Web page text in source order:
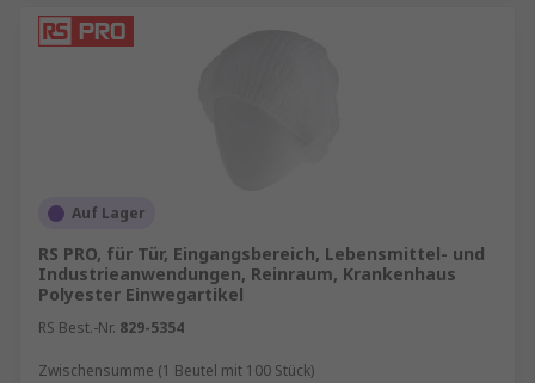
Auf Lager
RS PRO, für Tür, Eingangsbereich, Lebensmittel- und
Industrieanwendungen, Reinraum, Krankenhaus
Polyester Einwegartikel
RS Best.-Nr. 829-5354
Zwischensumme (1 Beutel mit 100 Stück)